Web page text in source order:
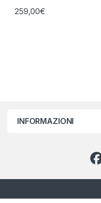
259,00€
INFORMAZIONI